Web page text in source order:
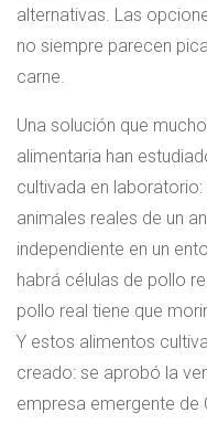
alternativas. Las
no siempre parecen
carne.
Una solución que
alimentaria han
cultivada en
animales reales de un
independiente en un
habrá células de pollo
pollo real tiene que
Y estos alimentos
creado: se aprobó la
empresa emergente de